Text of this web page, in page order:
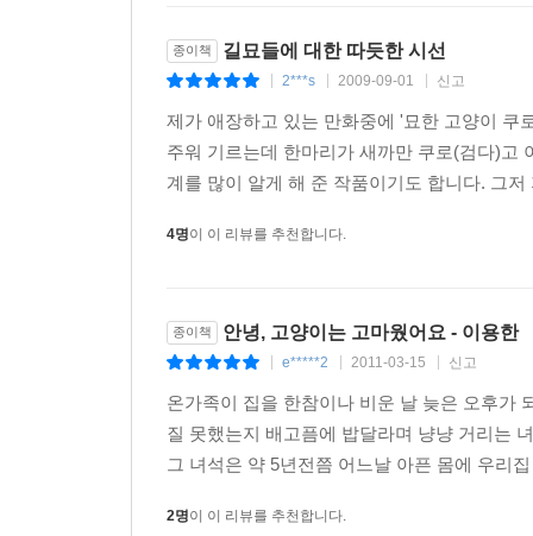
종이책 길묘들에 대한 따듯한 시선
2***s 2009-09-01 신고
제가 애장하고 있는 만화중에 '묘한 고양이 쿠
주워 기르는데 한마리가 새까만 쿠로(검다)고
계를 많이 알게 해 준 작품이기도 합니다. 그
4명이 이 리뷰를 추천합니다.
종이책 안녕, 고양이는 고마웠어요 - 이용한
e*****2 2011-03-15 신고
온가족이 집을 한참이나 비운 날 늦은 오후가
질 못했는지 배고픔에 밥달라며 냥냥 거리는
그 녀석은 약 5년전쯤 어느날 아픈 몸에 우리
2명이 이 리뷰를 추천합니다.